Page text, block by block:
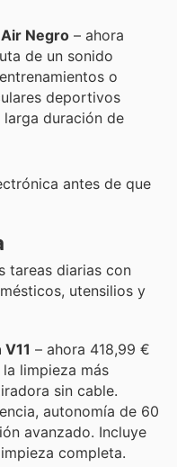
Negro – ahora
de un sonido
o
deportivos
duración de
antes de que
tareas diarias con
utensilios y
– ahora 418,99 €
limpieza más
sin cable.
autonomía de 60
avanzado. Incluye
completa.